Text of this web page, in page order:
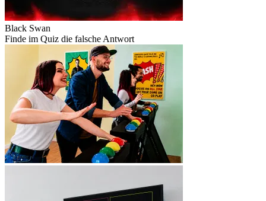
Black Swan
Finde im Quiz die falsche Antwort